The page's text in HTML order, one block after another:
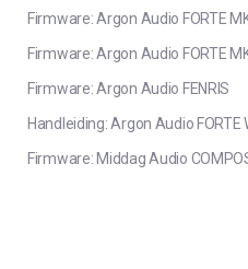
Firmware: Argon Audio FORTE
Firmware: Argon Audio FORTE
Firmware: Argon Audio FENRIS
Handleiding: Argon Audio FORTE
Firmware: Middag Audio